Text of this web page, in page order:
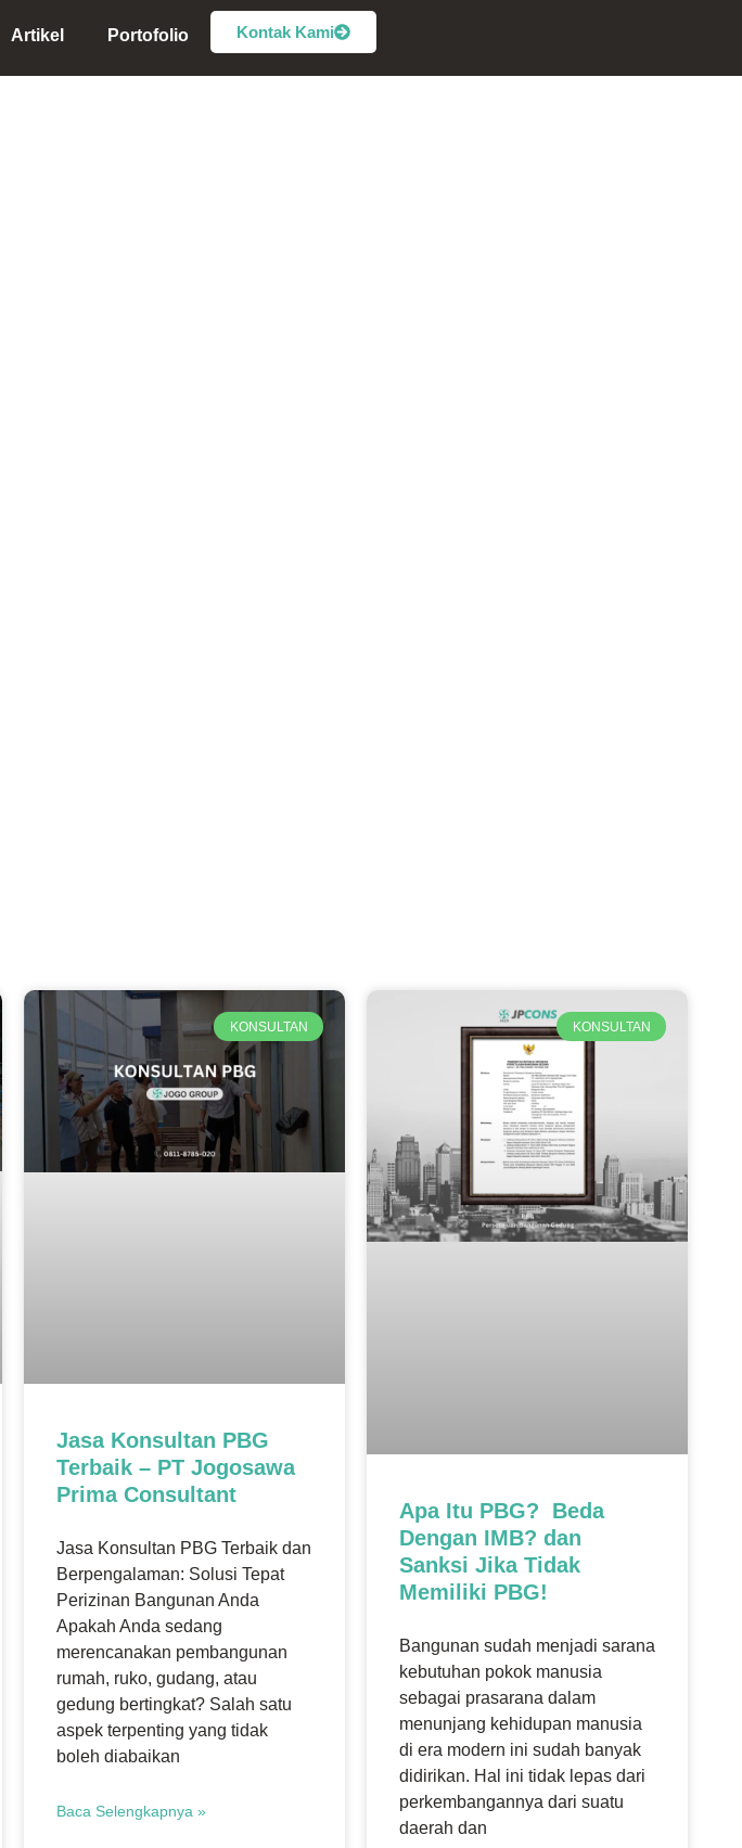
Artikel Portofolio Kontak Kami
KONSULTAN
Jasa Konsultan PBG
Terbaik – PT Jogosawa
Prima Consultant
Jasa Konsultan PBG Terbaik dan
Berpengalaman: Solusi Tepat
Perizinan Bangunan Anda
Apakah Anda sedang
merencanakan pembangunan
rumah, ruko, gudang, atau
gedung bertingkat? Salah satu
aspek terpenting yang tidak
boleh diabaikan
Baca Selengkapnya »
KONSULTAN
Apa Itu PBG? Beda
Dengan IMB? dan
Sanksi Jika Tidak
Memiliki PBG!
Bangunan sudah menjadi sarana
kebutuhan pokok manusia
sebagai prasarana dalam
menunjang kehidupan manusia
di era modern ini sudah banyak
didirikan. Hal ini tidak lepas dari
perkembangannya dari suatu
daerah dan
PagePagePage